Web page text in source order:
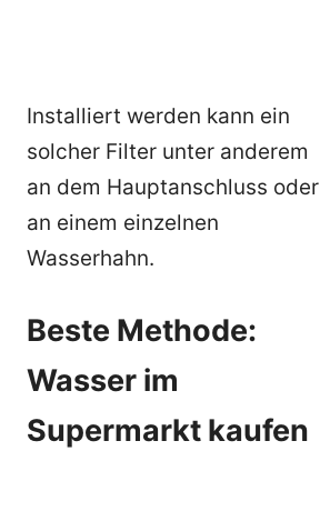
Installiert werden kann ein
solcher Filter unter anderem
an dem Hauptanschluss oder
an einem einzelnen
Wasserhahn.
Beste Methode:
Wasser im
Supermarkt kaufen